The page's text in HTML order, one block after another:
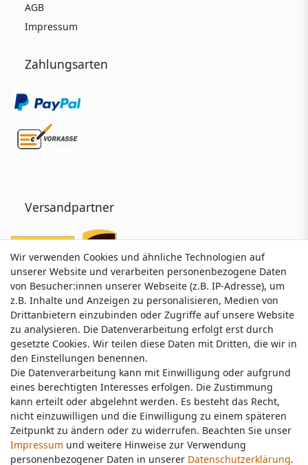
AGB
Impressum
Zahlungsarten
Versandpartner
Service & Kontakt
Wünschen Sie einen Rückruf?
service@nawajo.de
Schreiben Sie uns:
Wir verwenden Cookies und ähnliche Technologien auf
unserer Website und verarbeiten personenbezogene Daten
von Besucher:innen unserer Webseite (z.B. IP-Adresse), um
z.B. Inhalte und Anzeigen zu personalisieren, Medien von
Drittanbietern einzubinden oder Zugriffe auf unsere Website
zu analysieren. Die Datenverarbeitung erfolgt erst durch
gesetzte Cookies. Wir teilen diese Daten mit Dritten, die wir in
den Einstellungen benennen.
Die Datenverarbeitung kann mit Einwilligung oder aufgrund
eines berechtigten Interesses erfolgen. Die Zustimmung
kann erteilt oder abgelehnt werden. Es besteht das Recht,
nicht einzuwilligen und die Einwilligung zu einem späteren
Zeitpunkt zu ändern oder zu widerrufen. Beachten Sie unser
Impressum und weitere Hinweise zur Verwendung
personenbezogener Daten in unserer Daten­schutz­erklärung.
Wir verwenden Cookies und ähnliche Technologien auf
unserer Website und verarbeiten personenbezogene Daten
von Besucher:innen unserer Webseite (z.B. IP-Adresse), um
z.B. Inhalte und Anzeigen zu personalisieren, Medien von
Drittanbietern einzubinden oder Zugriffe auf unsere Website
zu analysieren. Die Datenverarbeitung erfolgt erst durch
gesetzte Cookies. Wir teilen diese Daten mit Dritten, die wir in
den Einstellungen benennen.
Die Datenverarbeitung kann mit Einwilligung oder aufgrund
eines berechtigten Interesses erfolgen. Die Zustimmung
kann erteilt oder abgelehnt werden. Es besteht das Recht,
nicht einzuwilligen und die Einwilligung zu einem späteren
Zeitpunkt zu ändern oder zu widerrufen. Beachten Sie unser
Impressum und weitere Hinweise zur Verwendung
personenbezogener Daten in unserer Daten­schutz­erklärung.